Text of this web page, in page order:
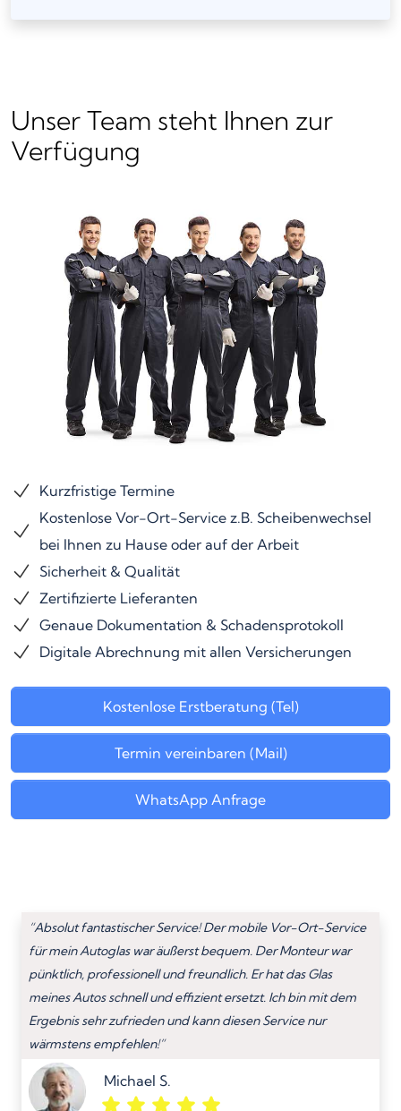
Unser Team steht Ihnen zur
Verfügung
Kurzfristige Termine
Kostenlose Vor-Ort-Service z.B. Scheibenwechsel
bei Ihnen zu Hause oder auf der Arbeit
Sicherheit & Qualität
Zertifizierte Lieferanten
Genaue Dokumentation & Schadensprotokoll
Digitale Abrechnung mit allen Versicherungen
Kostenlose Erstberatung (Tel)
Termin vereinbaren (Mail)
WhatsApp Anfrage
“Absolut fantastischer Service! Der mobile Vor-Ort-Service
für mein Autoglas war äußerst bequem. Der Monteur war
pünktlich, professionell und freundlich. Er hat das Glas
meines Autos schnell und effizient ersetzt. Ich bin mit dem
Ergebnis sehr zufrieden und kann diesen Service nur
wärmstens empfehlen!”
Michael S.